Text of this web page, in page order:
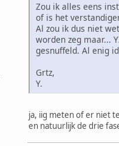
Zou ik alles eens
of is het
Al zou ik dus niet
worden zeg maar...
gesnuffeld. Al enig
Grtz,
Y.
ja, iig meten of er niet
en natuurlijk de drie